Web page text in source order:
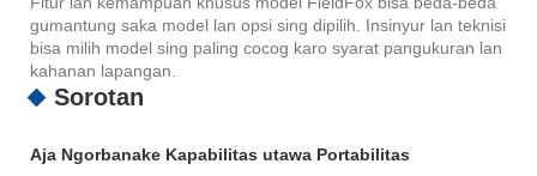
gumantung saka model lan opsi sing dipilih. Insinyur lan teknisi
bisa milih model sing paling cocog karo syarat pangukuran lan
kahanan lapangan.
Sorotan
Aja Ngorbanake Kapabilitas utawa Portabilitas